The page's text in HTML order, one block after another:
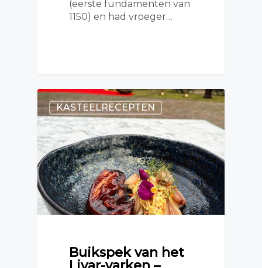
(eerste fundamenten van
1150) en had vroeger…
KASTEELRECEPTEN
Buikspek van het